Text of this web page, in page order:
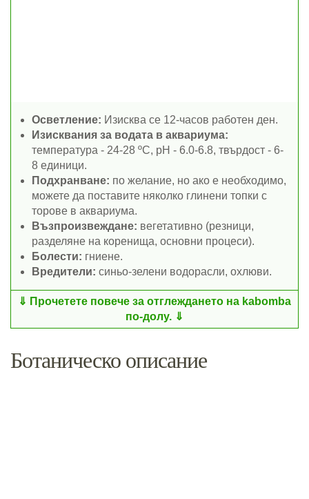
Осветление: Изисква се 12-часов работен ден.
Изисквания за водата в аквариума:
температура - 24-28 ºC, pH - 6.0-6.8, твърдост - 6-
8 единици.
Подхранване: по желание, но ако е необходимо,
можете да поставите няколко глинени топки с
торове в аквариума.
Възпроизвеждане: вегетативно (резници,
разделяне на коренища, основни процеси).
Болести: гниене.
Вредители: синьо-зелени водорасли, охлюви.
Прочетете повече за отглеждането на kabomba
по-долу.
Ботаническо описание